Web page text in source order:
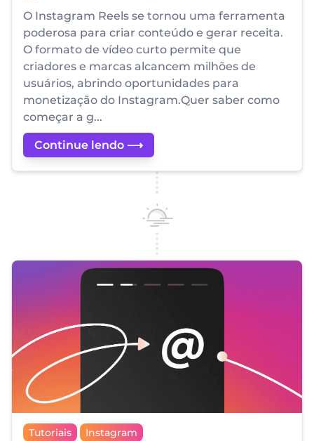
O Instagram Reels se tornou uma ferramenta
poderosa para criar conteúdo e gerar receita.
O formato de vídeo curto permite que
criadores e marcas alcancem milhões de
usuários, abrindo oportunidades para
monetização do Instagram.Quer saber como
começar a g...
Continue lendo ⟶
Tutoriais Instagram